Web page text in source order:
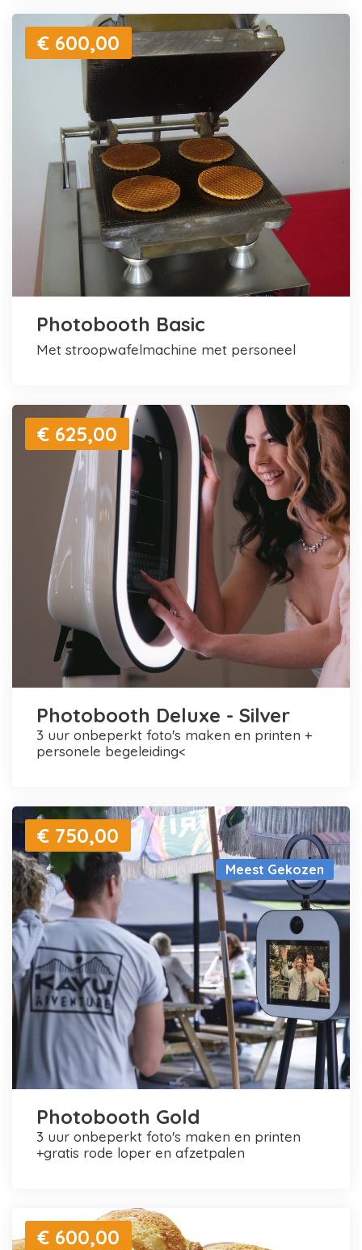
€ 600,00
Photobooth Basic
met stroopwafelmachine met personeel
€ 625,00
Photobooth Deluxe - Silver
3 uur onbeperkt foto's maken en printen +
personele begeleiding<
Meest Gekozen
€ 750,00
Photobooth Gold
3 uur onbeperkt foto's maken en printen
+gratis rode loper en afzetpalen
€ 600,00